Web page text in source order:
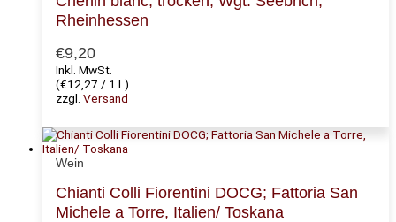
Rheinhessen
€9,20
Inkl. MwSt.
(€12,27 / 1 L)
zzgl. Versand
Wein
Chianti Colli Fiorentini DOCG; Fattoria San
Michele a Torre, Italien/ Toskana